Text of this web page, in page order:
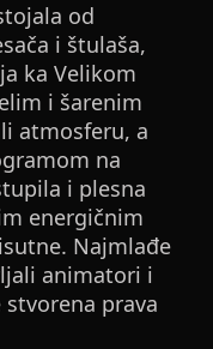
od
i štulaša,
ka Velikom
i šarenim
atmosferu, a
na
i plesna
energičnim
Najmlađe
animatori i
prava